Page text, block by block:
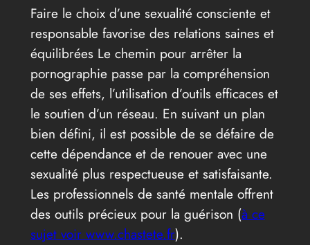
Faire le choix d’une sexualité consciente et
responsable favorise des relations saines et
équilibrées Le chemin pour arrêter la
pornographie passe par la compréhension
de ses effets, l’utilisation d’outils efficaces et
le soutien d’un réseau. En suivant un plan
bien défini, il est possible de se défaire de
cette dépendance et de renouer avec une
sexualité plus respectueuse et satisfaisante.
Les professionnels de santé mentale offrent
des outils précieux pour la guérison (à ce
sujet voir www.chastete.fr).